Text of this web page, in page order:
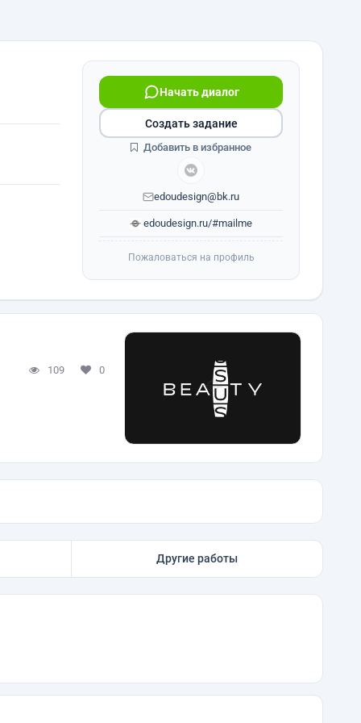
Начать диалог
edoudesign@bk.ru
edoudesign.ru/#mailme
Создать задание
Добавить в избранное
Пожаловаться на профиль
109 0
Другие работы